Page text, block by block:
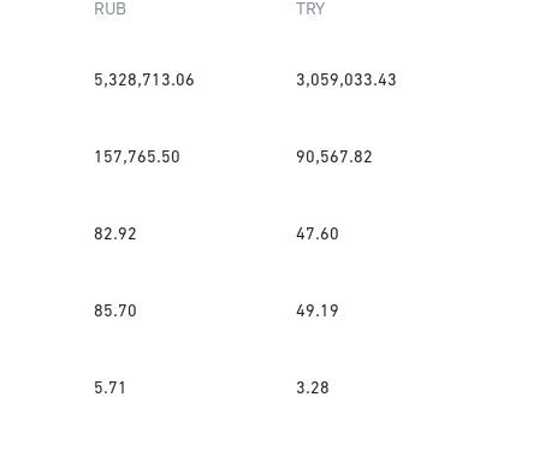
RUB TRY
5,328,713.06 3,059,033.43
157,765.50 90,567.82
82.92 47.60
85.70 49.19
5.71 3.28